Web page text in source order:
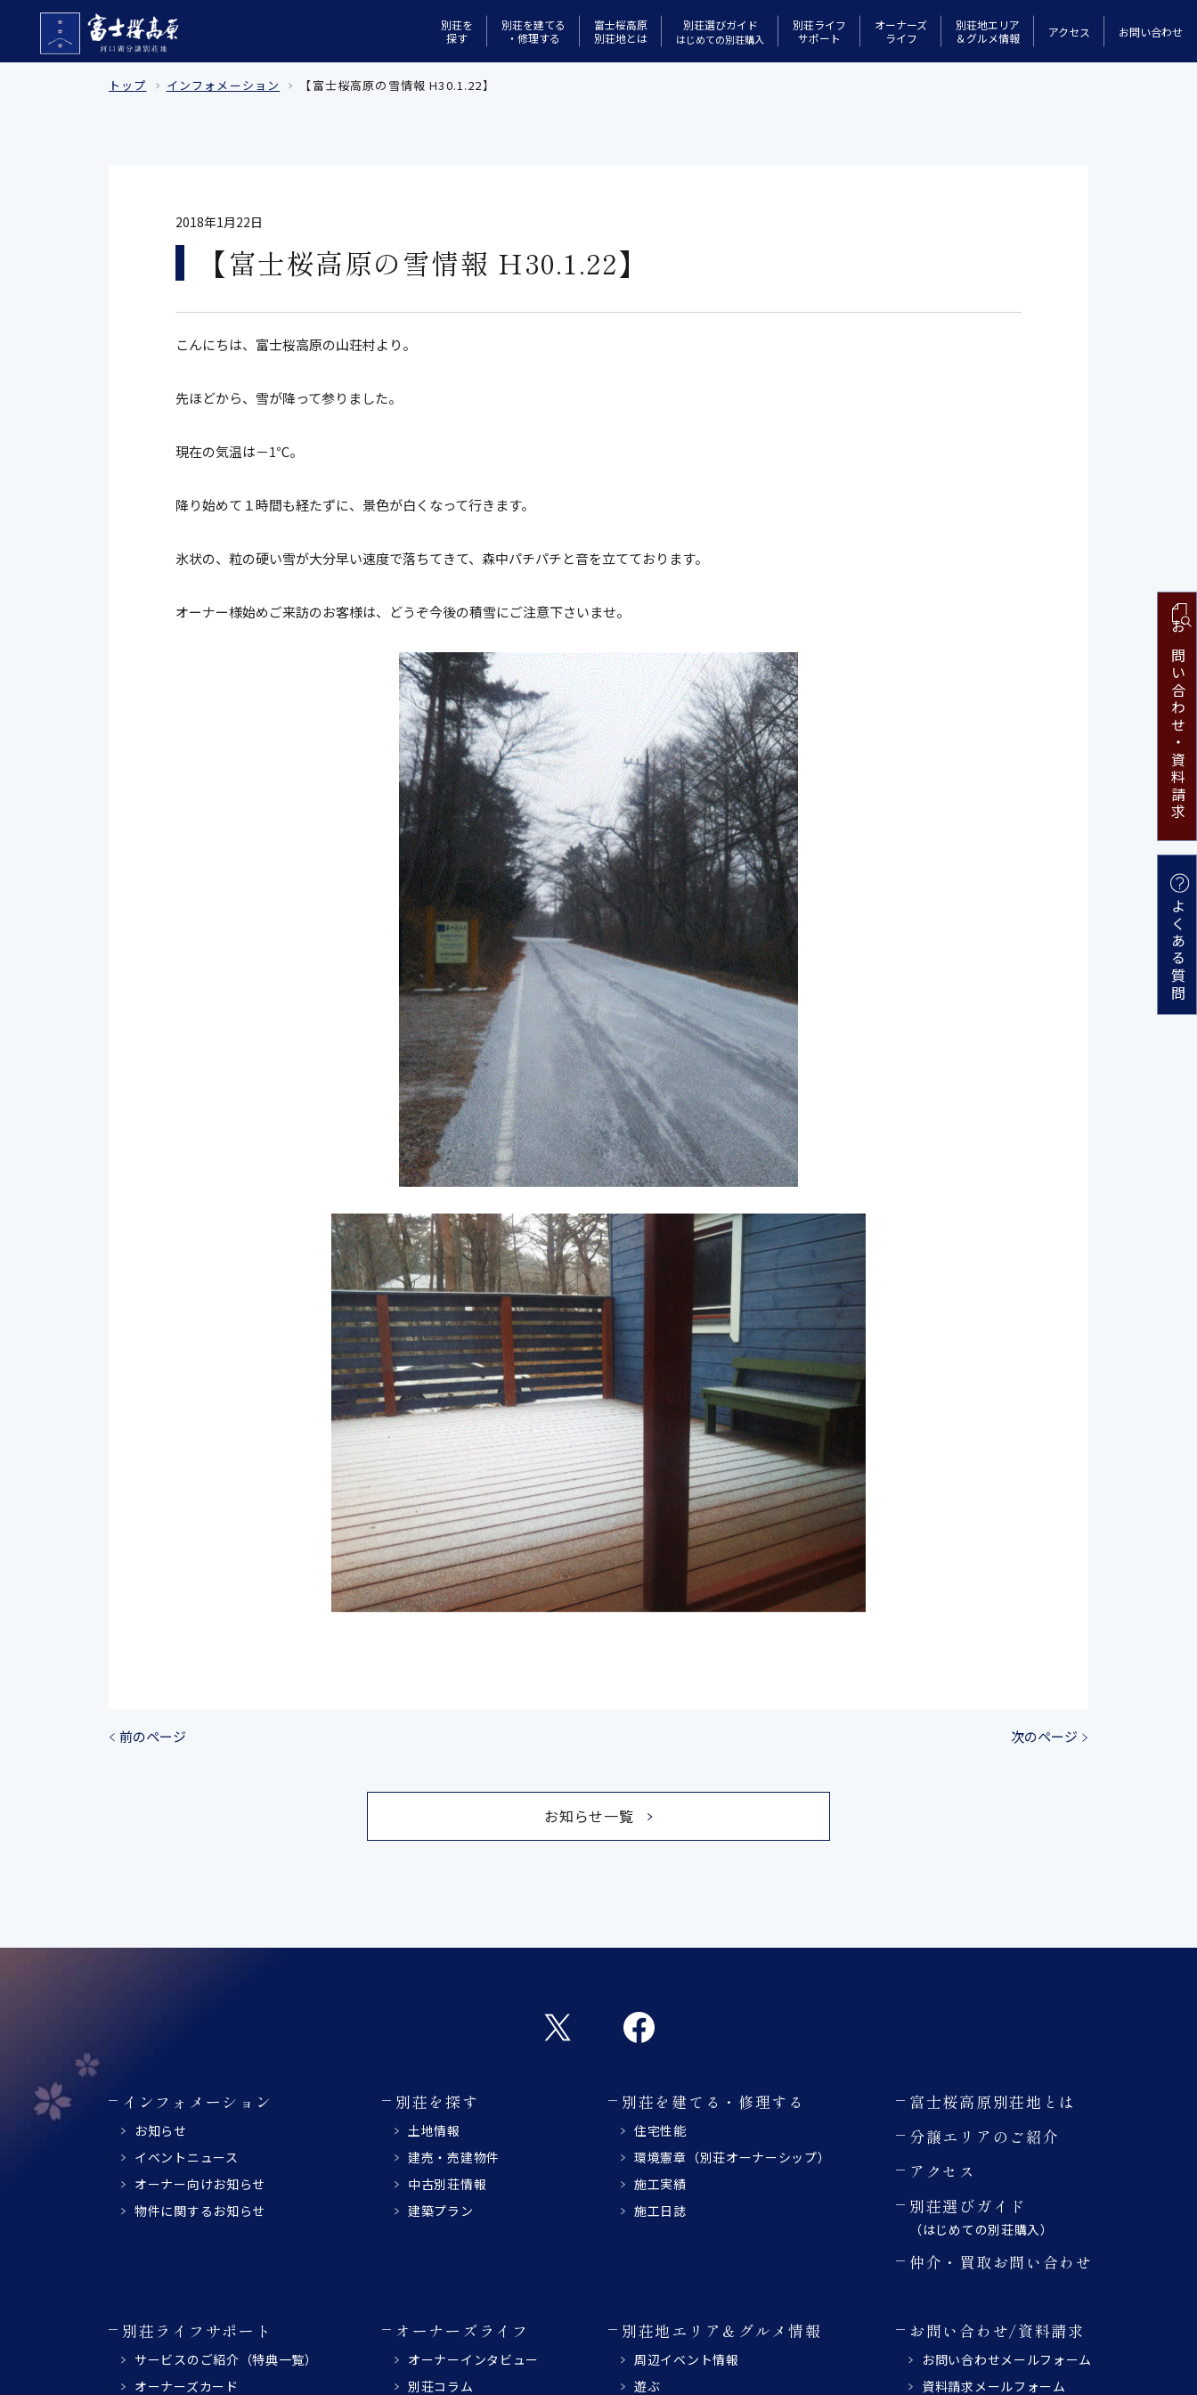
別荘を
探す
別荘を建てる
・修理する
富士桜高原
別荘地とは
別荘選びガイド
はじめての別荘購入
別荘ライフ
サポート
オーナーズ
ライフ
別荘地エリア
＆グルメ情報
アクセス お問い合わせ
トップ インフォメーション 【富士桜高原の雪情報 H30.1.22】
2018年1月22日
【富士桜高原の雪情報 H30.1.22】
こんにちは、富士桜高原の山荘村より。
先ほどから、雪が降って参りました。
現在の気温は－1℃。
降り始めて１時間も経たずに、景色が白くなって行きます。
氷状の、粒の硬い雪が大分早い速度で落ちてきて、森中パチパチと音を立てております。
オーナー様始めご来訪のお客様は、どうぞ今後の積雪にご注意下さいませ。
前のページ 次のページ
お知らせ一覧
インフォメーション
お知らせ
イベントニュース
オーナー向けお知らせ
物件に関するお知らせ
別荘を探す
土地情報
建売・売建物件
中古別荘情報
建築プラン
別荘を建てる・修理する
住宅性能
環境憲章（別荘オーナーシップ）
施工実績
施工日誌
富士桜高原別荘地とは
分譲エリアのご紹介
アクセス
別荘選びガイド
（はじめての別荘購入）
仲介・買取お問い合わせ
別荘ライフサポート
サービスのご紹介 （特典一覧）
オーナーズカード
オーナーズライフ
オーナーインタビュー
別荘コラム
別荘地エリア＆グルメ情報
周辺イベント情報
遊ぶ
お問い合わせ/資料請求
お問い合わせメールフォーム
資料請求メールフォーム
お問い合わせ・
資料請求
よくある質問